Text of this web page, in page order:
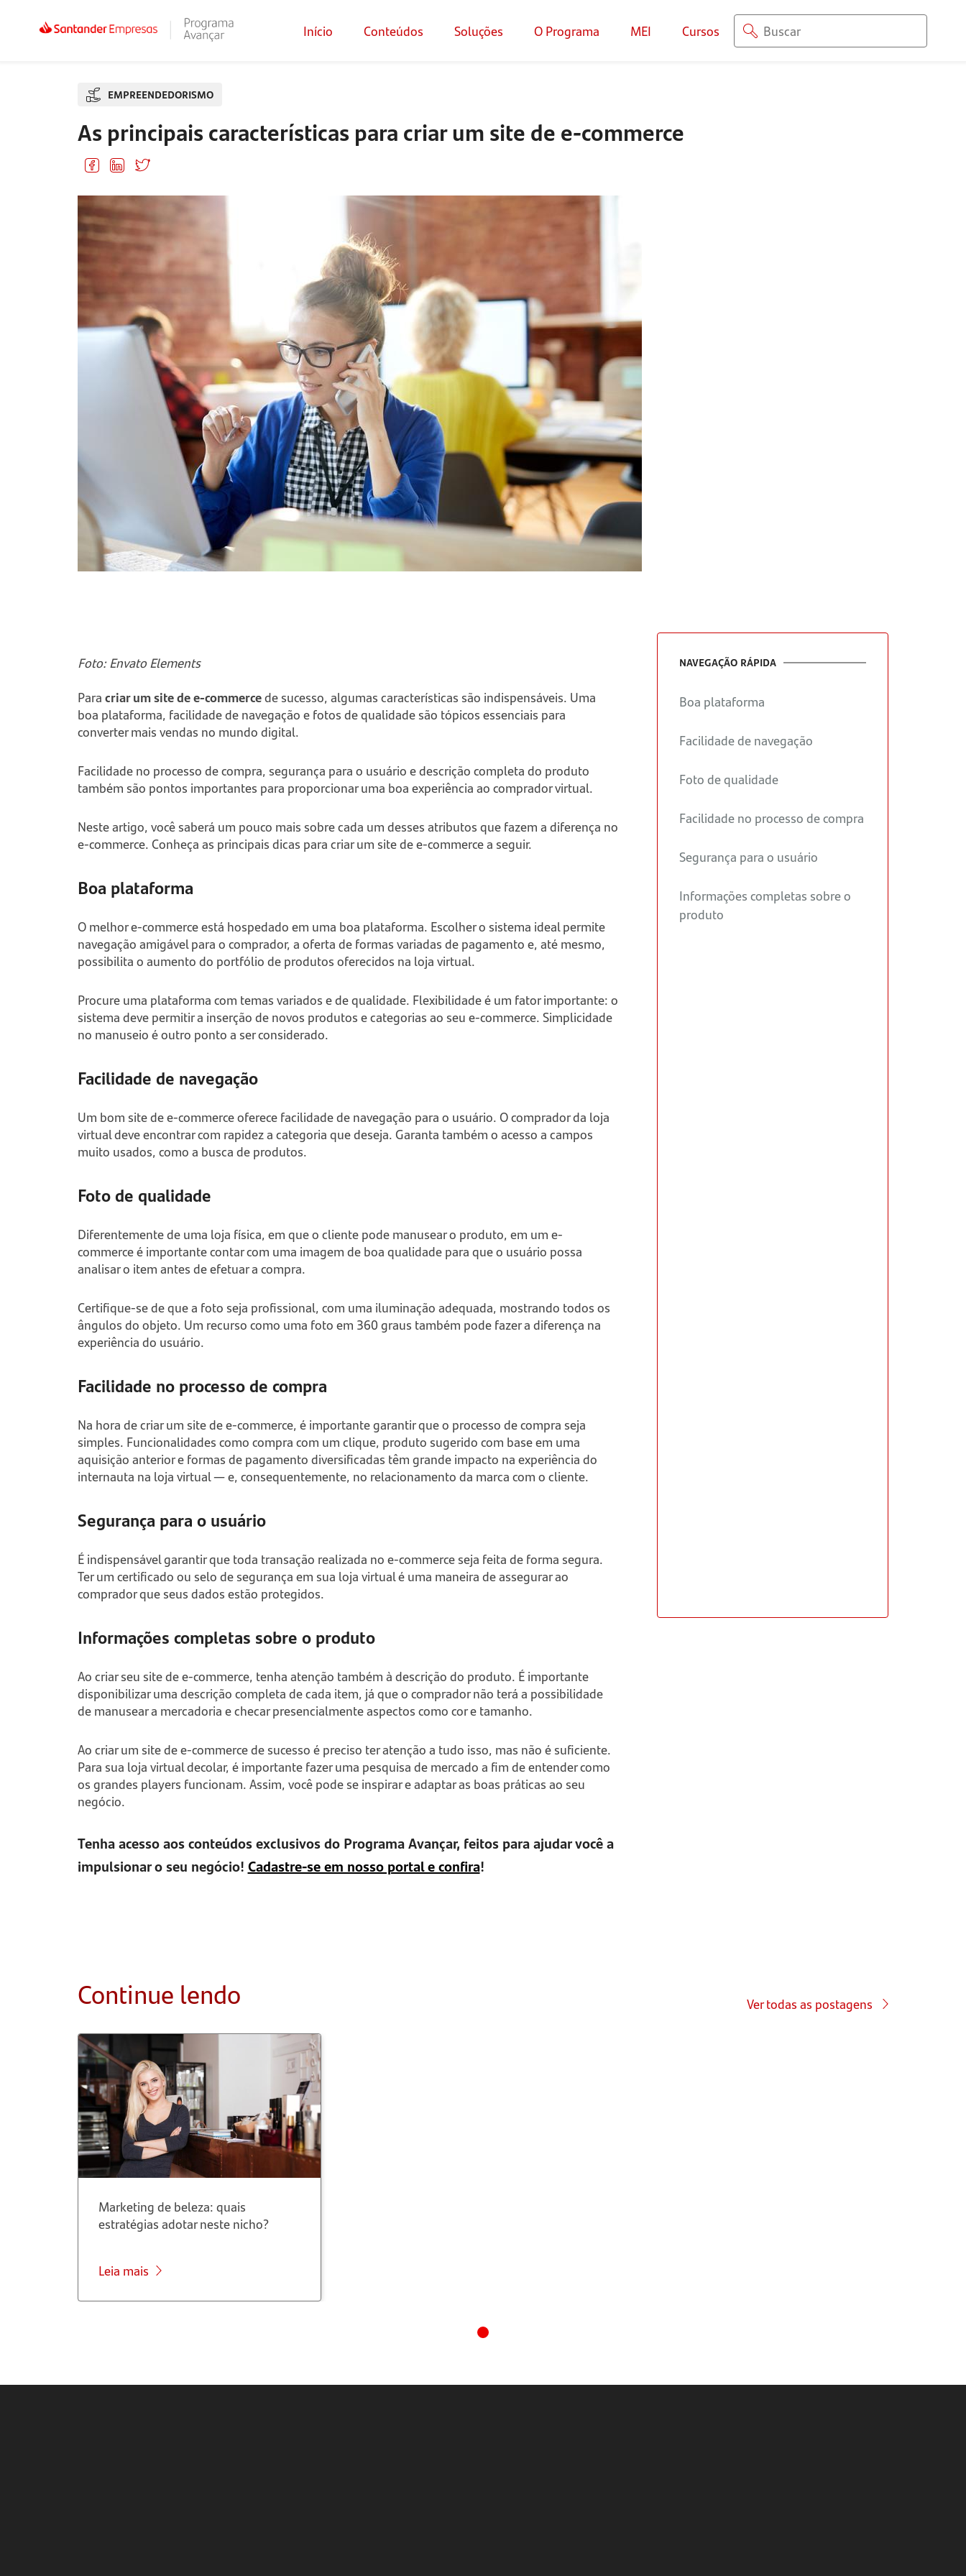
Início Conteúdos Soluções O Programa MEI Cursos
EMPREENDEDORISMO
As principais características para criar um site de e-commerce
Foto: Envato Elements
Paracriar um site dee-commercede sucesso, algumas características são indispensáveis. Uma
boa plataforma, facilidade de navegação e fotos de qualidade são tópicos essenciais para
converter mais vendas no mundo digital.
Facilidade no processo de compra, segurança para o usuário e descrição completa do produto
também são pontos importantes para proporcionar uma boa experiência ao comprador virtual.
Neste artigo, você saberá um pouco mais sobre cada um desses atributos que fazem a diferença no
e-commerce.Conheça as principais dicas para criar um site de e-commerce a seguir.
Boa plataforma
O melhore-commerceestá hospedado em uma boa plataforma. Escolher o sistema ideal permite
navegação amigável para o comprador, a oferta de formas variadas de pagamento e, até mesmo,
possibilita o aumento do portfólio de produtos oferecidos na loja virtual.
Procure uma plataforma com temas variados e de qualidade. Flexibilidade é um fator importante: o
sistema deve permitir a inserção de novos produtos e categorias ao seue-commerce. Simplicidade
no manuseio é outro ponto a ser considerado.
Facilidade de navegação
Um bom site dee-commerceoferece facilidade de navegação para o usuário. O comprador da loja
virtual deve encontrar com rapidez a categoria que deseja. Garanta também o acesso a campos
muito usados, como a busca de produtos.
Foto de qualidade
Diferentemente de uma loja física, em que o cliente pode manusear o produto, em ume-
commerceé importante contar com uma imagem de boa qualidade para que o usuário possa
analisar o item antes de efetuar a compra.
Certifique-se de que a foto seja profissional, com uma iluminação adequada, mostrando todos os
ângulos do objeto. Um recurso como uma foto em 360 graus também pode fazer a diferença na
experiência do usuário.
Facilidade no processo de compra
Na hora de criar um site dee-commerce, é importante garantir que o processo de compra seja
simples. Funcionalidades como compra com um clique, produto sugerido com base em uma
aquisição anterior e formas de pagamento diversificadas têm grande impacto na experiência do
internauta na loja virtual — e, consequentemente, no relacionamento da marca com o cliente.
Segurança para o usuário
É indispensável garantir que toda transação realizada noe-commerceseja feita de forma segura.
Ter um certificado ou selo de segurança em sua loja virtual é uma maneira de assegurar ao
comprador que seus dados estão protegidos.
Informações completas sobre o produto
Ao criar seu site dee-commerce, tenha atenção também à descrição do produto. É importante
disponibilizar uma descrição completa de cada item, já que o comprador não terá a possibilidade
de manusear a mercadoria e checar presencialmente aspectos como cor e tamanho.
Ao criar um site dee-commercede sucesso é preciso ter atenção a tudo isso, mas não é suficiente.
Para sua loja virtual decolar, é importante fazer uma pesquisa de mercado a fim de entender como
os grandes players funcionam. Assim, você pode se inspirar e adaptar as boas práticas ao seu
negócio.
Tenha acesso aos conteúdos exclusivos do Programa Avançar, feitos para ajudar você a
impulsionar o seu negócio! Cadastre-se em nosso portal e confira!
NAVEGAÇÃO RÁPIDA
Boa plataforma
Facilidade de navegação
Foto de qualidade
Facilidade no processo de compra
Segurança para o usuário
Informações completas sobre o
produto
Continue lendo Ver todas as postagens
Marketing de beleza: quais
estratégias adotar neste nicho?
Leia mais